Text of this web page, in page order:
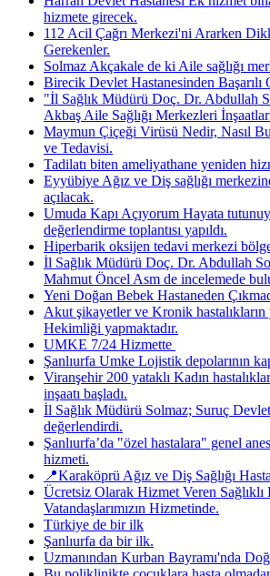
hizmete girecek.
112 Acil Çağrı Merkezi'ni Ararken
Gerekenler.
Solmaz Akçakale de ki Aile sağlığı
Birecik Devlet Hastanesinden Başarılı
"İl Sağlık Müdürü Doç. Dr. Abdullah
Akbaş Aile Sağlığı Merkezleri
Maymun Çiçeği Virüsü Nedir, Nasıl
ve Tedavisi.
Tadilatı biten ameliyathane yeniden
Eyyübiye Ağız ve Diş sağlığı
açılacak.
Umuda Kapı Açıyorum Hayata
değerlendirme toplantısı yapıldı.
Hiperbarik oksijen tedavi merkezi
İl Sağlık Müdürü Doç. Dr. Abdullah
Mahmut Öncel Asm de incelemede
Yeni Doğan Bebek Hastaneden
Akut şikayetler ve Kronik
Hekimliği yapmaktadır.
UMKE 7/24 Hizmette ​
Şanlıurfa Umke Lojistik depolarının
Viranşehir 200 yataklı Kadın
inşaatı başladı.
İl Sağlık Müdürü Solmaz; Suruç
değerlendirdi.
Şanlıurfa’da "özel hastalara" genel
hizmeti.
📍Karaköprü Ağız ve Diş Sağlığı
Ücretsiz Olarak Hizmet Veren
Vatandaşlarımızın Hizmetinde.
Türkiye de bir ilk
Şanlıurfa da bir ilk.
Uzmanından Kurban Bayramı'nda